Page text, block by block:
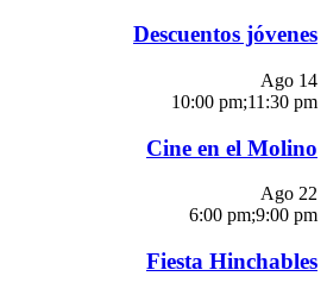
Descuentos jóvenes
Ago 14
10:00 pm;11:30 pm
Cine en el Molino
Ago 22
6:00 pm;9:00 pm
Fiesta Hinchables